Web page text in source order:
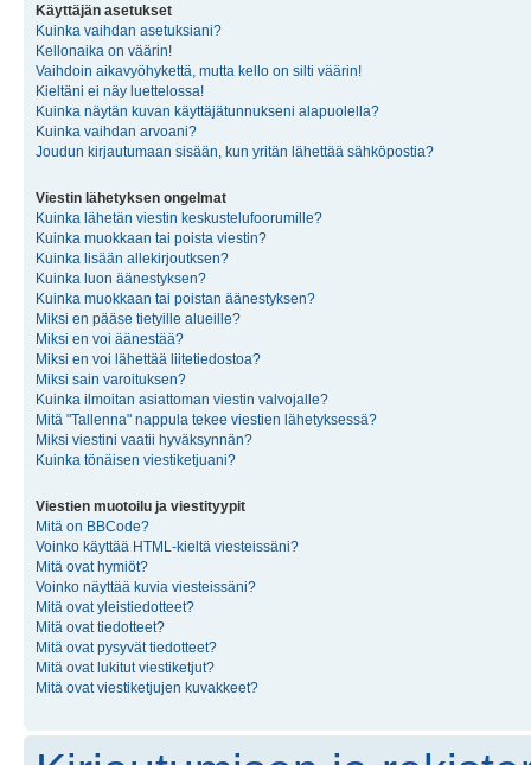
Käyttäjän asetukset
Kuinka vaihdan asetuksiani?
Kellonaika on väärin!
Vaihdoin aikavyöhykettä, mutta kello on silti väärin!
Kieltäni ei näy luettelossa!
Kuinka näytän kuvan käyttäjätunnukseni alapuolella?
Kuinka vaihdan arvoani?
Joudun kirjautumaan sisään, kun yritän lähettää sähköpostia?
Viestin lähetyksen ongelmat
Kuinka lähetän viestin keskustelufoorumille?
Kuinka muokkaan tai poista viestin?
Kuinka lisään allekirjoutksen?
Kuinka luon äänestyksen?
Kuinka muokkaan tai poistan äänestyksen?
Miksi en pääse tietyille alueille?
Miksi en voi äänestää?
Miksi en voi lähettää liitetiedostoa?
Miksi sain varoituksen?
Kuinka ilmoitan asiattoman viestin valvojalle?
Mitä "Tallenna" nappula tekee viestien lähetyksessä?
Miksi viestini vaatii hyväksynnän?
Kuinka tönäisen viestiketjuani?
Viestien muotoilu ja viestityypit
Mitä on BBCode?
Voinko käyttää HTML-kieltä viesteissäni?
Mitä ovat hymiöt?
Voinko näyttää kuvia viesteissäni?
Mitä ovat yleistiedotteet?
Mitä ovat tiedotteet?
Mitä ovat pysyvät tiedotteet?
Mitä ovat lukitut viestiketjut?
Mitä ovat viestiketjujen kuvakkeet?